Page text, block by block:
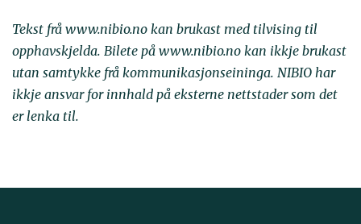
Tekst frå www.nibio.no kan brukast med tilvising til
opphavskjelda. Bilete på www.nibio.no kan ikkje brukast
utan samtykke frå kommunikasjonseininga. NIBIO har
ikkje ansvar for innhald på eksterne nettstader som det
er lenka til.